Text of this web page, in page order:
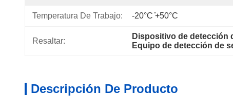
Temperatura De Trabajo: -20°C ̊+50°C
Resaltar:
Dispositivo de detección
Equipo de detección de
Descripción De Producto